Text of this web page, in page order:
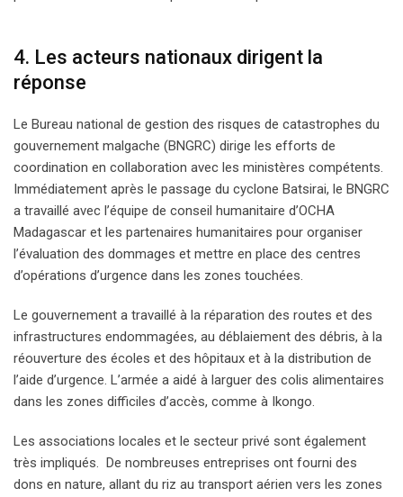
4. Les acteurs nationaux dirigent la
réponse
Le Bureau national de gestion des risques de catastrophes du
gouvernement malgache (BNGRC) dirige les efforts de
coordination en collaboration avec les ministères compétents.
Immédiatement après le passage du cyclone Batsirai, le BNGRC
a travaillé avec l’équipe de conseil humanitaire d’OCHA
Madagascar et les partenaires humanitaires pour organiser
l’évaluation des dommages et mettre en place des centres
d’opérations d’urgence dans les zones touchées.
Le gouvernement a travaillé à la réparation des routes et des
infrastructures endommagées, au déblaiement des débris, à la
réouverture des écoles et des hôpitaux et à la distribution de
l’aide d’urgence. L’armée a aidé à larguer des colis alimentaires
dans les zones difficiles d’accès, comme à Ikongo.
Les associations locales et le secteur privé sont également
très impliqués. De nombreuses entreprises ont fourni des
dons en nature, allant du riz au transport aérien vers les zones